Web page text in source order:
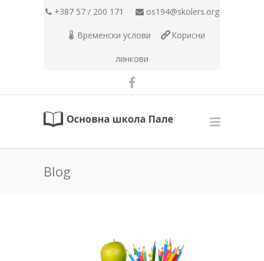
+387 57 / 200 171 os194@skolers.org
Временски услови Корисни
линкови
Blog